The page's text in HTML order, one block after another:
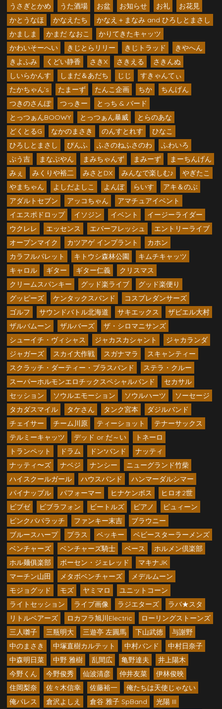
うさぎとかめ うた酒場 お盆 お知らせ お礼
お花見
かとうなほ
かなえたち
かなえ＋まなみ and ひろしとまさし
かましま
かまだ なおこ
かりてきたキャッツ
かわいそーへい
きじとらリリー きじトラッド
きやへん
きよふみ
くどい静香 さきX さきえる
さきんぬ
しいらかんす
しまだ＆あだち じじ
すきゃんてぃ
たかちゃん’s
たまーず たんこ企画 ちか
ちんげん
つきのさんぽ
つっきー
とっち & バード
とっつぁんBOOWY
とっつぁん暴威
とらのあな
どくとるG
なかのまさき のんすとれす
ひなこ
ひろしとまさし
ぴんふ ふさのねふさのわ
ふわいろ
ぷう吉
まなぶやん まみちゃんず まみーず
まーちんげん
みぇ
みくりや裕二 みさとDX みんなで楽しむ♪
やぎたこ
やまちゃん
よしだよしこ よんぼ らいす
アキ＆のぶ
アダルトセブン
アッコちゃん
アマチュアイベント
イエスポドロップ
イソジン イベント
イージーライダー
ウクレレ
エッセンス エバーフレッシュ
エントリーライブ
オープンマイク
カツアゲ インプラント
カホン
カラフルパレット
キトウシ森林公園
キムチキャッツ
キャロル
ギター ギター仁義
クリスマス
クリームスパンキー
グッド楽ライブ
グッド楽便り
グッピーズ
ケンタックスバンド
コスプレダンサーズ
ゴルフ
サウンドバトル北海道 サキエックス
ザビエル大村
ザルバムーン
ザルバーズ
ザ・シロマニサンズ
シューイチ・ヴィシャス
ジャカスカシャント
ジャカランダ
ジャガーズ
スカイ大作戦 スガナマラ
スキャンティー
スクラッチ・ダーティー・ブラスバンド
ステラ・クルー
スーパーホルモンエロチックスペシャルバンド
セカサル
セッション
ソウルエモーション ソウルハーツ
ソーセージ
タカダスマイル
タケさん タンク宮本
ダジルバンド
チェイサー
チーム川原 ティーショット
テナーサックス
テルミーキャッツ
デッド or だ～い
トネーロ
トランペット
ドラム ドン*バンド
ナッティ
ナッティ〜ズ
ナベジ ナンシー
ニューグランド竹柴
ハイスクールガール
ハウスバンド
ハンマーダルシマー
パイナップル
パフォーマー ヒナケンボス
ヒロオ2世
ビブゼ
ビブラフォン ビートルズ ピアノ
ピュィーン
ピンクパパラッチ
ファンキー末吉
ブラウニー
ブルースハープ
プラス ベッキー
ベビースターラーメンズ
ベンチャーズ
ベンチャーズ騎士 ベース
ホルメン倶楽部
ホル麺俱楽部
ボーセン・ジェレッド
マキナJK
マーチン山田
メタボベンチャーズ
メデルムーン
モジョグッド
モズ ヤミマロ
ユニットコーン
ライトセッション
ライブ画像 ラジエターズ
ラバ★スタ
リトルベアーズ
ロカフラ旭川Electric
ローリングストーンズ
三人囃子
三瓶明大 三遊亭 左圓馬 下山武徳
与謝野
中のまさき
中塚直樹カルテット 中村バンド
中村日奈子
中森明日菜
中野 雅樹 乱間広 亀野達夫
井上陽木
今野くん
今野俊秀 仙波清彦 仲井友菜
伊林俊映
住岡梨奈
佐々木信幸 佐藤裕一
俺たちは天使じゃない
俺パレス
倉沢よしえ 倉谷 雅子 SpBand
光陽 III